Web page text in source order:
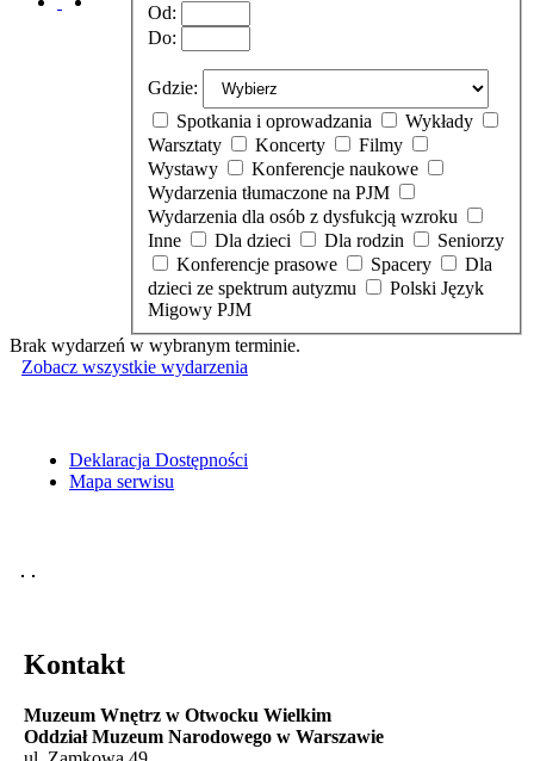
Od:
Do:
Gdzie:
Spotkania i oprowadzania
Wykłady
Warsztaty
Koncerty
Filmy
Wystawy
Konferencje naukowe
Wydarzenia tłumaczone na PJM
Wydarzenia dla osób z dysfukcją wzroku
Inne
Dla dzieci Dla rodzin
Seniorzy
Konferencje prasowe
Spacery
dzieci ze spektrum autyzmu
Migowy PJM
Brak wydarzeń w wybranym terminie.
Zobacz wszystkie wydarzenia
Deklaracja Dostępności
Mapa serwisu
Kontakt
Muzeum Wnętrz w Otwocku Wielkim
Oddział Muzeum Narodowego w Warszawie